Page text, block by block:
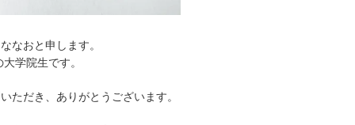
なおと申します。
学院生です。
ただき、ありがとうございます。